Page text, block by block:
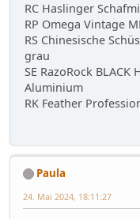
RC Haslinger
RP Omega Vintage
RS Chinesische
grau
SE RazoRock
Aluminium
RK Feather
Paula
24. Mai 2024, 18:11:27